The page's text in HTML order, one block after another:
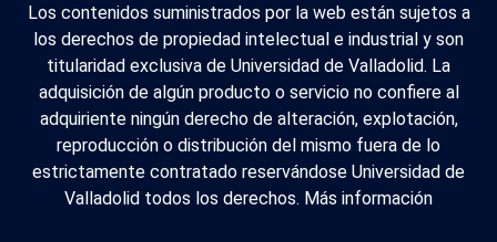
Los contenidos suministrados por la web están sujetos a
los derechos de propiedad intelectual e industrial y son
titularidad exclusiva de Universidad de Valladolid. La
adquisición de algún producto o servicio no confiere al
adquiriente ningún derecho de alteración, explotación,
reproducción o distribución del mismo fuera de lo
estrictamente contratado reservándose Universidad de
Valladolid todos los derechos. Más información